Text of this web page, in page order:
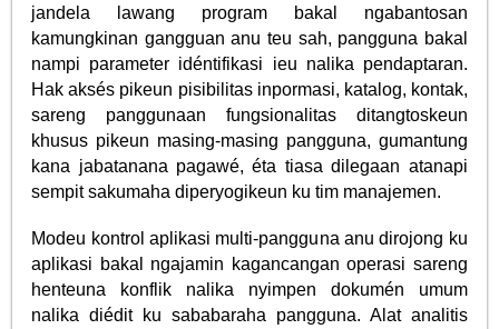
jandela lawang program bakal ngabantosan
kamungkinan gangguan anu teu sah, pangguna bakal
nampi parameter idéntifikasi ieu nalika pendaptaran.
Hak aksés pikeun pisibilitas inpormasi, katalog, kontak,
sareng panggunaan fungsionalitas ditangtoskeun
khusus pikeun masing-masing pangguna, gumantung
kana jabatanana pagawé, éta tiasa dilegaan atanapi
sempit sakumaha diperyogikeun ku tim manajemen.
Modeu kontrol aplikasi multi-pangguna anu dirojong ku
aplikasi bakal ngajamin kagancangan operasi sareng
henteuna konflik nalika nyimpen dokumén umum
nalika diédit ku sababaraha pangguna. Alat analitis